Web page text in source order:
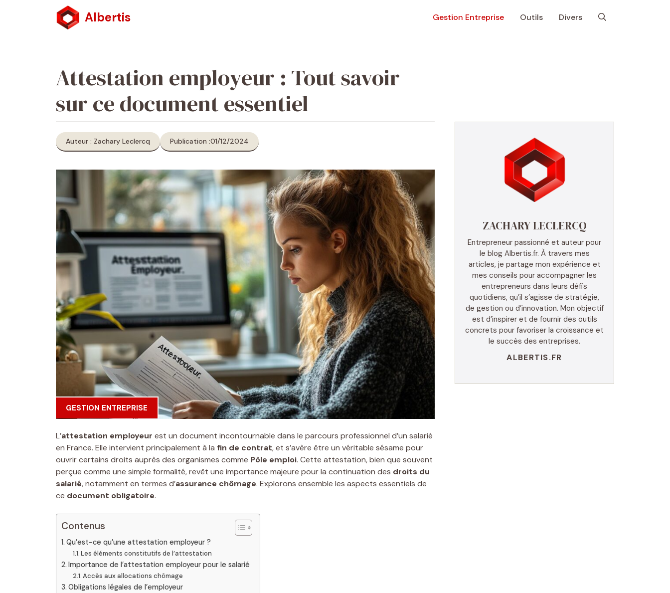
Albertis Gestion Entreprise Outils Divers
Attestation employeur : Tout savoir
sur ce document essentiel
Auteur : Zachary Leclercq Publication :01/12/2024
GESTION ENTREPRISE
L’attestation employeur est un document incontournable dans le parcours professionnel d’un salarié
en France. Elle intervient principalement à la fin de contrat, et s’avère être un véritable sésame pour
ouvrir certains droits auprès des organismes comme Pôle emploi. Cette attestation, bien que souvent
perçue comme une simple formalité, revêt une importance majeure pour la continuation des droits du
salarié, notamment en termes d’assurance chômage. Explorons ensemble les aspects essentiels de
ce document obligatoire.
Contenus
Qu’est-ce qu’une attestation employeur ?
Les éléments constitutifs de l’attestation
Importance de l’attestation employeur pour le salarié
Accès aux allocations chômage
Obligations légales de l’employeur
ZACHARY LECLERCQ
Entrepreneur passionné et auteur pour
le blog Albertis.fr. À travers mes
articles, je partage mon expérience et
mes conseils pour accompagner les
entrepreneurs dans leurs défis
quotidiens, qu’il s’agisse de stratégie,
de gestion ou d’innovation. Mon objectif
est d’inspirer et de fournir des outils
concrets pour favoriser la croissance et
le succès des entreprises.
ALBERTIS.FR